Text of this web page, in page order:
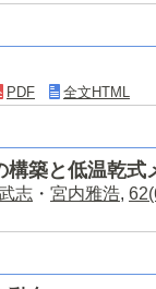
PDF 全文HTML
築と低温乾式
志 ・ 宮内雅浩,